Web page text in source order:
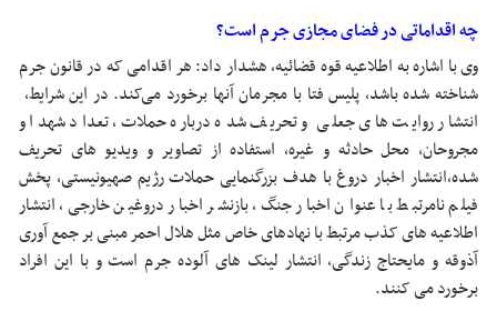
چه اقداماتی در فضای مجازی جرم است؟
وی با اشاره به اطلاعیه قوه قضائیه، هشدار داد: هر اقدامی که در قانون جرم
شناخته شده باشد، پلیس فتا با مجرمان آنها برخورد می‌کند. در این شرایط،
انتشار روایت های جعلی و تحریف شده درباره حملات، تعداد شهدا و
مجروحان، محل حادثه و غیره، استفاده از تصاویر و ویدیو های تحریف
شده،انتشار اخبار دروغ با هدف بزرگنمایی حملات رژیم صهیونیستی، پخش
فیلم نامرتبط با عنوان اخبار جنگ، بازنشر اخبار دروغین خارجی، انتشار
اطلاعیه های کذب مرتبط با نهادهای خاص مثل هلال احمر مبنی بر جمع آوری
آذوقه و مایحتاج زندگی، انتشار لینک های آلوده جرم است و با این افراد
برخورد می کنند.